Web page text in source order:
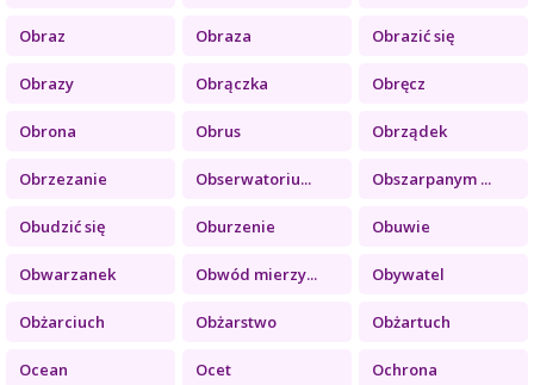
Obraz Obraza Obrazić się
Obrazy Obrączka Obręcz
Obrona Obrus Obrządek
Obrzezanie Obserwatoriu... Obszarpanym ...
Obudzić się Oburzenie Obuwie
Obwarzanek Obwód mierzy... Obywatel
Obżarciuch Obżarstwo Obżartuch
Ocean Ocet Ochrona